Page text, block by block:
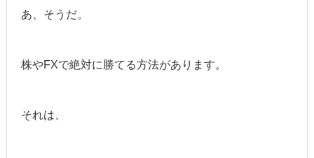
あ、そうだ。
株やFXで絶対に勝てる方法があります。
それは、